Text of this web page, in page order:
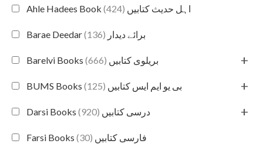
Ahle Hadees Book اہل حدیث کتابیں (424)
Barae Deedar برائے دیدار (136)
Barelvi Books بریلوی کتابیں (666) +
BUMS Books بی یو ایم ایس کتابیں (125) +
Darsi Books درسی کتابیں (920) +
Farsi Books فارسی کتابیں (30)